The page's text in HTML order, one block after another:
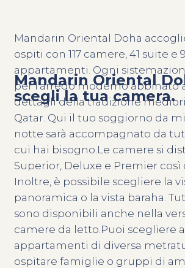
Mandarin Oriental
scegli la tua camera.
Mandarin Oriental Doha
ospiti con 117 camere, 41 suite e
appartamenti. Ogni
per l’arredo moderno abbinato
dettagli della tradizione
Qatar. Qui il tuo soggiorno da
notte sarà accompagnato da
cui hai bisogno.Le camere si
Superior, Deluxe e Premier così
Inoltre, è possibile scegliere la
panoramica o la vista baraha.
sono disponibili anche nella
camere da letto.Puoi scegliere
appartamenti di diversa
ospitare famiglie o gruppi di